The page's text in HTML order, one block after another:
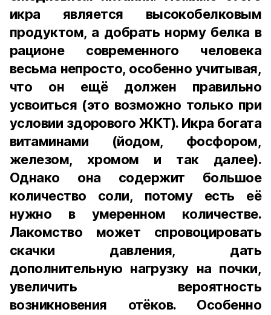
икра является высокобелковым
продуктом, а добрать норму белка в
рационе современного человека
весьма непросто, особенно учитывая,
что он ещё должен правильно
усвоиться (это возможно только при
условии здорового ЖКТ). Икра богата
витаминами (йодом, фосфором,
железом, хромом и так далее).
Однако она содержит большое
количество соли, потому есть её
нужно в умеренном количестве.
Лакомство может спровоцировать
скачки давления, дать
дополнительную нагрузку на почки,
увеличить вероятность
возникновения отёков. Особенно